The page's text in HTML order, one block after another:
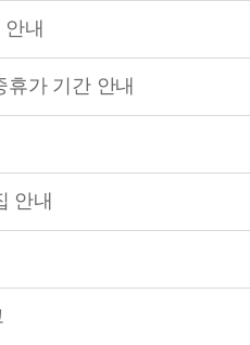
내
휴가 기간 안내
안내